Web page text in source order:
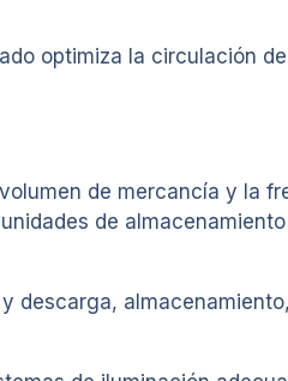
optimiza la circulación
de mercancía y la
de
descarga,